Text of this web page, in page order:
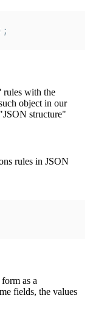
rules with the
object in our
structure"
rules in JSON
as a
fields, the values